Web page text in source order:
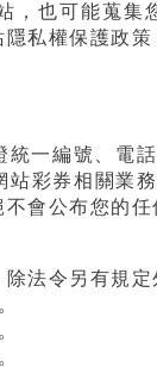
，也可能蒐
私權保護政
一編號、電
彩券相關業
會公布您的任
法令另有規定